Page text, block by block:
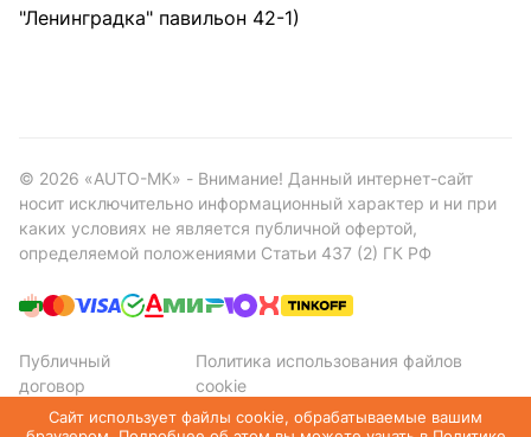
"Ленинградка" павильон 42-1)
© 2026 «AUTO-MK» - Внимание! Данный интернет-сайт
носит исключительно информационный характер и ни при
каких условиях не является публичной офертой,
определяемой положениями Статьи 437 (2) ГК РФ
Публичный
договор
Политика использования файлов
cookie
Политика конфиденциальности
Сайт использует файлы cookie, обрабатываемые вашим